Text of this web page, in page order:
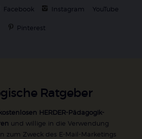
Facebook Instagram YouTube
Pinterest
Ratgeber
HERDER-Pädagogik-
und willige in die Verwendung
zum Zweck des E-Mail-Marketings